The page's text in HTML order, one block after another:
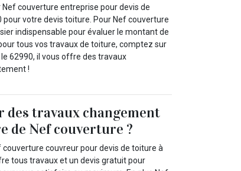
couverture entreprise pour devis de
pour votre devis toiture. Pour Nef couverture
indispensable pour évaluer le montant de
tous vos travaux de toiture, comptez sur
62990, il vous offre des travaux
!
travaux changement
de Nef couverture ?
couverture couvreur pour devis de toiture à
tous travaux et un devis gratuit pour